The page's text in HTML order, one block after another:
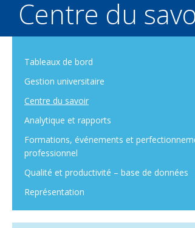
Centre du
Tableaux de bord
Gestion universitaire
Centre du savoir
Analytique et rapports
Formations, événements et
professionnel
Qualité et productivité – base de données
Représentation